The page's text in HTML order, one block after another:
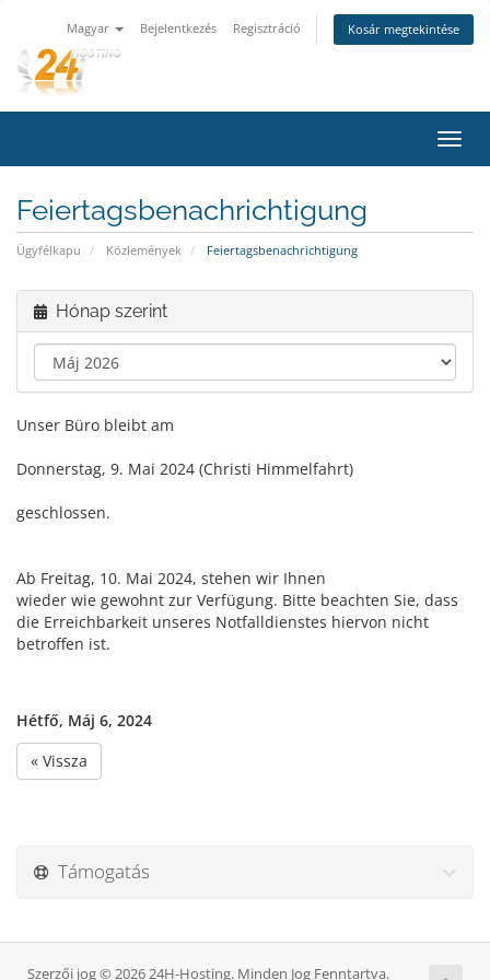
Magyar Bejelentkezés Regisztráció Kosár megtekintése
a
Feiertagsbenachrichtigung
Ügyfélkapu Közlemények Feiertagsbenachrichtigung
Hónap szerint
Unser Büro bleibt am
Donnerstag, 9. Mai 2024 (Christi Himmelfahrt)
geschlossen.
Ab Freitag, 10. Mai 2024, stehen wir Ihnen
wieder wie gewohnt zur Verfügung. Bitte beachten Sie, dass
die Erreichbarkeit unseres Notfalldienstes hiervon nicht
betroffen ist.
Hétfő, Máj 6, 2024
« Vissza
Támogatás
Szerzői jog © 2026 24H-Hosting. Minden Jog Fenntartva.